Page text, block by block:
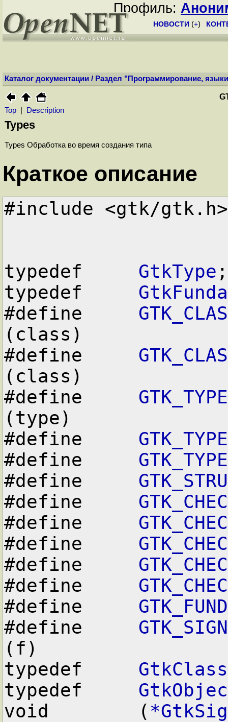
Профиль:
НОВОСТИ (+)
Каталог документации / Раздел "Программирование,
Top Description
Types
Types Обработка во время создания типа
Краткое описание
#include <gtk/gtk.h>
typedef GtkType ;
typedef
#define
(class)
#define
(class)
#define
(type)
#define
#define
#define
#define
#define
#define
#define
#define
#define
#define
(f)
typedef
typedef
void        (